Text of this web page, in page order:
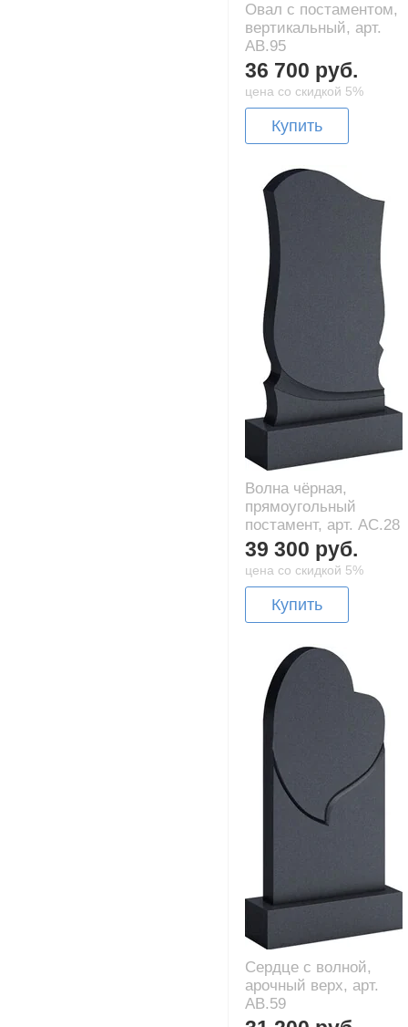
Овал с постаментом,
вертикальный, арт.
AB.95
36 700 руб.
цена со скидкой 5%
Купить
Волна чёрная,
прямоугольный
постамент, арт. AC.28
39 300 руб.
цена со скидкой 5%
Купить
Сердце с волной,
арочный верх, арт.
AB.59